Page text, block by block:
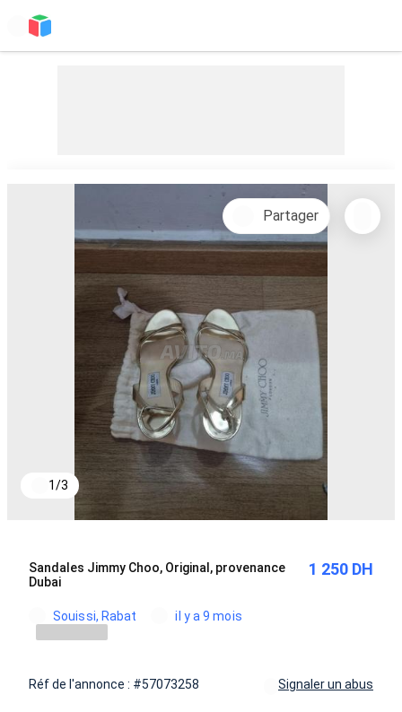
1/3
Partager
Sandales Jimmy Choo, Original, provenance
Dubai
1 250 DH
Souissi, Rabat il y a 9 mois
Réf de l'annonce : #57073258 Signaler un abus